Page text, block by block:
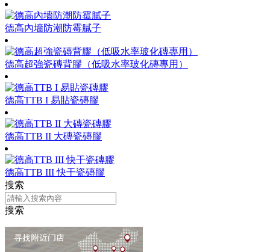
德高內墻防潮防霉膩子
德高超強瓷磚背膠（低吸水率玻化磚專用）
德高TTB I 易貼瓷磚膠
德高TTB II 大磚瓷磚膠
德高TTB III 快干瓷磚膠
搜索
搜索